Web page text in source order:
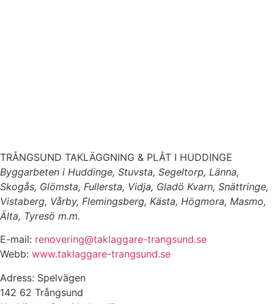
TRÅNGSUND TAKLÄGGNING & PLÅT I HUDDINGE
Byggarbeten i Huddinge, Stuvsta, Segeltorp, Länna,
Skogås, Glömsta, Fullersta, Vidja, Gladö Kvarn, Snättringe,
Vistaberg, Vårby, Flemingsberg, Kästa, Högmora, Masmo,
Älta, Tyresö m.m.
E-mail: renovering@taklaggare-trangsund.se
Webb: www.taklaggare-trangsund.se
Adress: Spelvägen
142 62 Trångsund